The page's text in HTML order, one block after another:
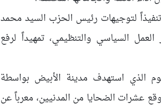
لتوجيهات رئيس الحزب السيد محمد
السياسي والتنظيمي، تمهيداً لرفع
الذي استهدف مدينة الأبيض بواسطة
عشرات الضحايا من المدنيين، معرباً عن